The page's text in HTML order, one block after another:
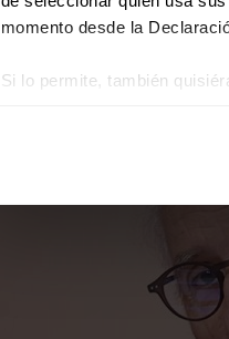
momento desde la
Si lo permite, también
Las cookies de este sitio
y analizar el tráfico.
redes sociales, publicidad y
que hayan recopilado a